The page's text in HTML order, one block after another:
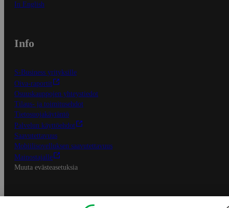
In English
Info
S-Business yrityksille
Oiva-raportit
Osuuskauppojen yhteystiedot
Tilaus- ja toimitusehdot
Tietosuojakäytäntö
Palvelun käyttöehdot
Saavutettavuus
Mobiilisovelluksen saavutettavuus
Mainostajalle
Muuta evästeasetuksia